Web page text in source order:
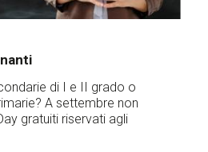
di I e II grado o
A settembre non
gratuiti riservati agli